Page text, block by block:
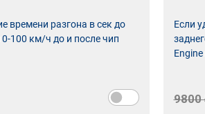
времени разгона в сек до
0-100 км/ч до и после чип
Если
9800